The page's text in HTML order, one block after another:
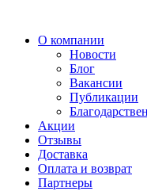
О компании
Новости
Блог
Вакансии
Публикации
Акции
Отзывы
Доставка
Оплата и возврат
Партнеры